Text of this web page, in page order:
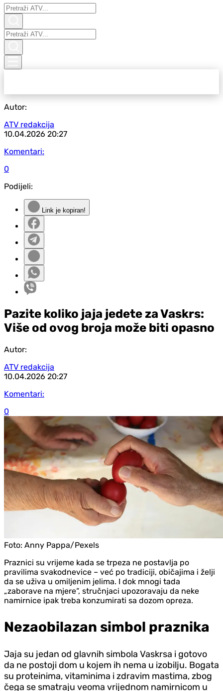
Autor:
ATV redakcija
10.04.2026 20:27
Komentari:
0
Podijeli:
Link je kopiran!
Pazite koliko jaja jedete za Vaskrs:
Više od ovog broja može biti opasno
Autor:
ATV redakcija
10.04.2026 20:27
Komentari:
0
Foto: Anny Pappa/Pexels
Praznici su vrijeme kada se trpeza ne postavlja po
pravilima svakodnevice – već po tradiciji, običajima i želji
da se uživa u omiljenim jelima. I dok mnogi tada
„zaborave na mjere“, stručnjaci upozoravaju da neke
namirnice ipak treba konzumirati sa dozom opreza.
Nezaobilazan simbol praznika
Jaja su jedan od glavnih simbola Vaskrsa i gotovo
da ne postoji dom u kojem ih nema u izobilju. Bogata
su proteinima, vitaminima i zdravim mastima, zbog
čega se smatraju veoma vrijednom namirnicom u